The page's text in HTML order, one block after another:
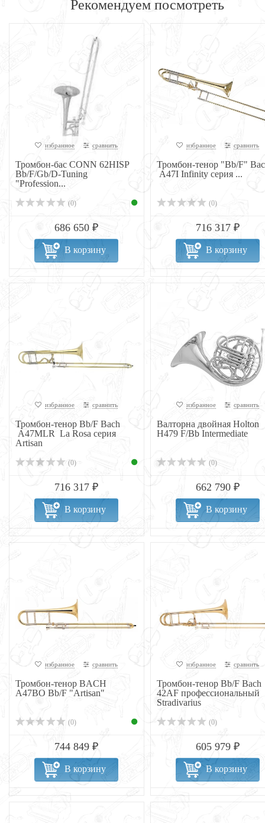
Рекомендуем посмотреть
избранное сравнить
Тромбон-бас CONN 62HISP
Bb/F/Gb/D-Tuning
"Profession...
(0)
686 650 ₽
В корзину
избранное сравнить
Тромбон-тенор "Bb/F"
A47I Infinity серия ...
(0)
716 317 ₽
В корзину
избранное сравнить
Тромбон-тенор Bb/F Bach
A47MLR La Rosa серия
Artisan
(0)
716 317 ₽
В корзину
избранное сравнить
Валторна двойная Holton
H479 F/Bb Intermediate
(0)
662 790 ₽
В корзину
избранное сравнить
Тромбон-тенор BACH
A47BO Bb/F "Artisan"
(0)
744 849 ₽
В корзину
избранное сравнить
Тромбон-тенор Bb/F Bach
42AF профессиональный
Stradivarius
(0)
605 979 ₽
В корзину